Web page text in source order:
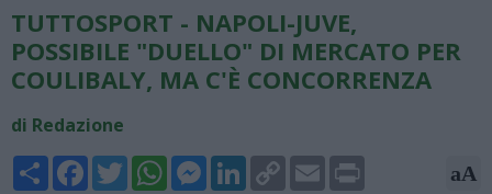
TUTTOSPORT - NAPOLI-JUVE,
POSSIBILE "DUELLO" DI MERCATO PER
COULIBALY, MA C'È CONCORRENZA
di Redazione
Share FacebookTwitterWhatsAppMessengerLinkedInCopy
Link
Email aA